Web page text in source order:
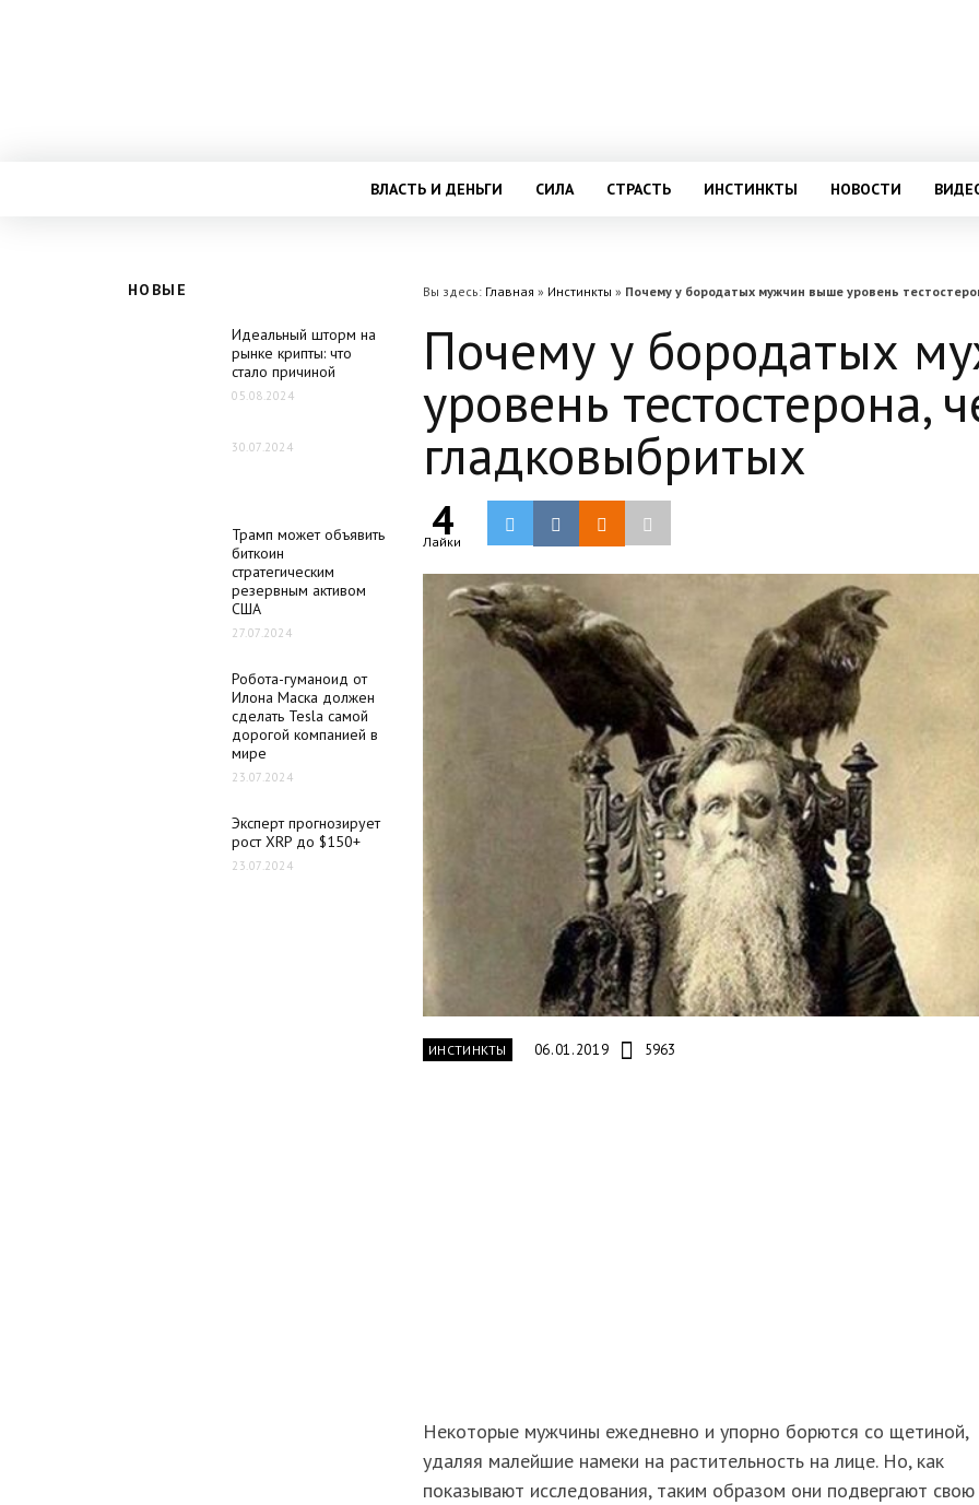
ВЛАСТЬ И ДЕНЬГИ СИЛА СТРАСТЬ ИНСТИНКТЫ НОВОСТИ
НОВЫЕ
Идеальный шторм на
рынке крипты: что
стало причиной
05.08.2024
30.07.2024
Трамп может объявить
биткоин
стратегическим
резервным активом
США
27.07.2024
Робота-гуманоид от
Илона Маска должен
сделать Tesla самой
дорогой компанией в
мире
23.07.2024
Эксперт прогнозирует
рост XRP до $150+
23.07.2024
Вы здесь: Главная » Инстинкты » Почему у бородатых мужчин выше уровень
Почему у бородатых
уровень тестостерона,
гладковыбритых
4
Лайки
ИНСТИНКТЫ 06.01.2019 5963
Некоторые мужчины ежедневно и упорно борются со щетиной,
удаляя малейшие намеки на растительность на лице. Но, как
показывают исследования, таким образом они подвергают свою